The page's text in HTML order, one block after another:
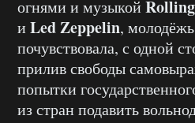
огнями и музыкой
и Led Zeppelin,
почувствовала, с одной
прилив свободы
попытки
из стран подавить